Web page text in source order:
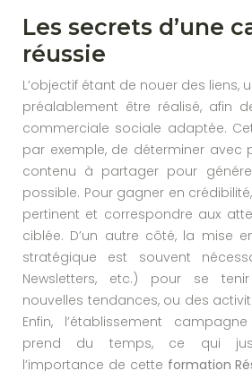
Les secrets d’une
réussie
L’objectif étant de nouer des liens,
préalablement être réalisé, afin
commerciale sociale adaptée.
par exemple, de déterminer avec
contenu à partager pour
possible. Pour gagner en
pertinent et correspondre aux
ciblée. D’un autre côté, la mise
stratégique est souvent
Newsletters, etc.) pour se
nouvelles tendances, ou des
Enfin, l’établissement
prend du temps, ce qui
l’importance de cette formation